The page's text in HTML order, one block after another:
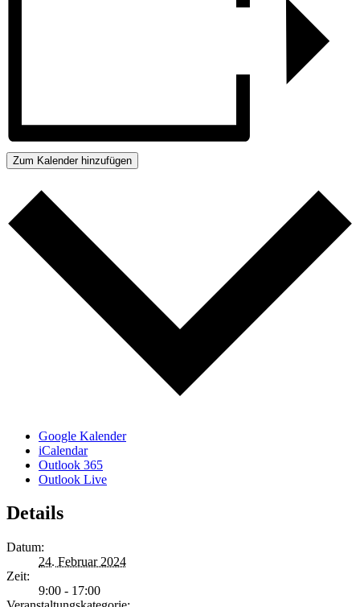
Zum Kalender hinzufügen
Google Kalender
iCalendar
Outlook 365
Outlook Live
Details
Datum:
24. Februar 2024
Zeit:
9:00 - 17:00